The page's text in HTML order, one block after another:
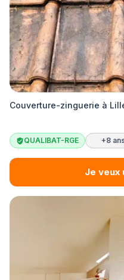
Couverture-zinguerie à
QUALIBAT-RGE +8
Je veux